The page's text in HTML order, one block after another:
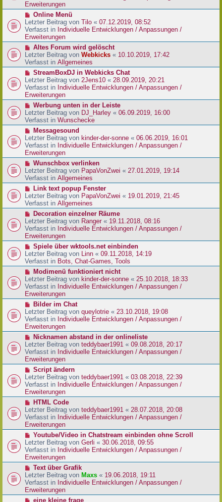
a
g
i
r
a
g
e
r
B
e
i
t
a
g
Erweiterungen
N
e
u
e
r
B
e
i
r
a
g
Online Menü
Letzter Beitrag von Tilo « 07.12.2019, 08:52
Verfasst in Individuelle Entwicklungen / Anpassungen /
Erweiterungen
N
e
u
e
r
B
e
i
r
a
g
Altes Forum wird gelöscht
Letzter Beitrag von Webkicks « 10.10.2019, 17:42
Verfasst in Allgemeines
N
e
u
e
r
B
e
i
r
a
g
StreamBoxDJ in Webkicks Chat
Letzter Beitrag von 2Jens10 « 28.09.2019, 20:21
Verfasst in Individuelle Entwicklungen / Anpassungen /
Erweiterungen
N
e
u
e
r
B
e
i
r
a
g
Werbung unten in der Leiste
Letzter Beitrag von DJ_Harley « 06.09.2019, 16:00
Verfasst in Wunschecke
N
e
u
e
r
B
e
i
r
a
g
Messagesound
Letzter Beitrag von kinder-der-sonne « 06.06.2019, 16:01
Verfasst in Individuelle Entwicklungen / Anpassungen /
Erweiterungen
N
e
u
e
r
B
e
t
r
a
g
Wunschbox verlinken
Letzter Beitrag von PapaVonZwei « 27.01.2019, 19:14
Verfasst in Allgemeines
N
e
u
e
r
B
e
i
r
a
g
Link text popup Fenster
Letzter Beitrag von PapaVonZwei « 19.01.2019, 21:45
Verfasst in Allgemeines
N
e
u
e
r
B
e
i
r
a
g
Decoration einzelner Räume
Letzter Beitrag von Ranger « 19.11.2018, 08:16
Verfasst in Individuelle Entwicklungen / Anpassungen /
Erweiterungen
N
e
u
e
r
B
e
i
r
a
g
Spiele über wktools.net einbinden
Letzter Beitrag von Linn « 09.11.2018, 14:19
Verfasst in Bots, Chat-Games, Tools
N
e
u
e
r
B
e
i
t
a
g
Modimenü funktioniert nicht
Letzter Beitrag von kinder-der-sonne « 25.10.2018, 18:33
Verfasst in Individuelle Entwicklungen / Anpassungen /
Erweiterungen
N
e
u
e
r
B
e
i
t
a
g
Bilder im Chat
Letzter Beitrag von queylotrie « 23.10.2018, 19:08
Verfasst in Individuelle Entwicklungen / Anpassungen /
Erweiterungen
N
e
u
e
r
B
e
i
t
a
g
Nicknamen abstand in der onlineliste
Letzter Beitrag von teddybaer1991 « 09.08.2018, 20:17
Verfasst in Individuelle Entwicklungen / Anpassungen /
Erweiterungen
N
e
u
e
r
B
e
i
t
a
g
Script ändern
Letzter Beitrag von teddybaer1991 « 03.08.2018, 22:39
Verfasst in Individuelle Entwicklungen / Anpassungen /
Erweiterungen
N
e
u
e
r
B
e
i
t
a
g
HTML Code
Letzter Beitrag von teddybaer1991 « 28.07.2018, 20:08
Verfasst in Individuelle Entwicklungen / Anpassungen /
Erweiterungen
N
e
u
e
r
B
e
i
t
Youtube/Video in Chatstream einbinden ohne Scroll
Letzter Beitrag von Gerli « 30.06.2018, 09:55
Verfasst in Individuelle Entwicklungen / Anpassungen /
Erweiterungen
N
e
u
e
r
Text über Grafik
Letzter Beitrag von Maxs « 19.06.2018, 19:11
Verfasst in Individuelle Entwicklungen / Anpassungen /
Erweiterungen
Neine kleine frage